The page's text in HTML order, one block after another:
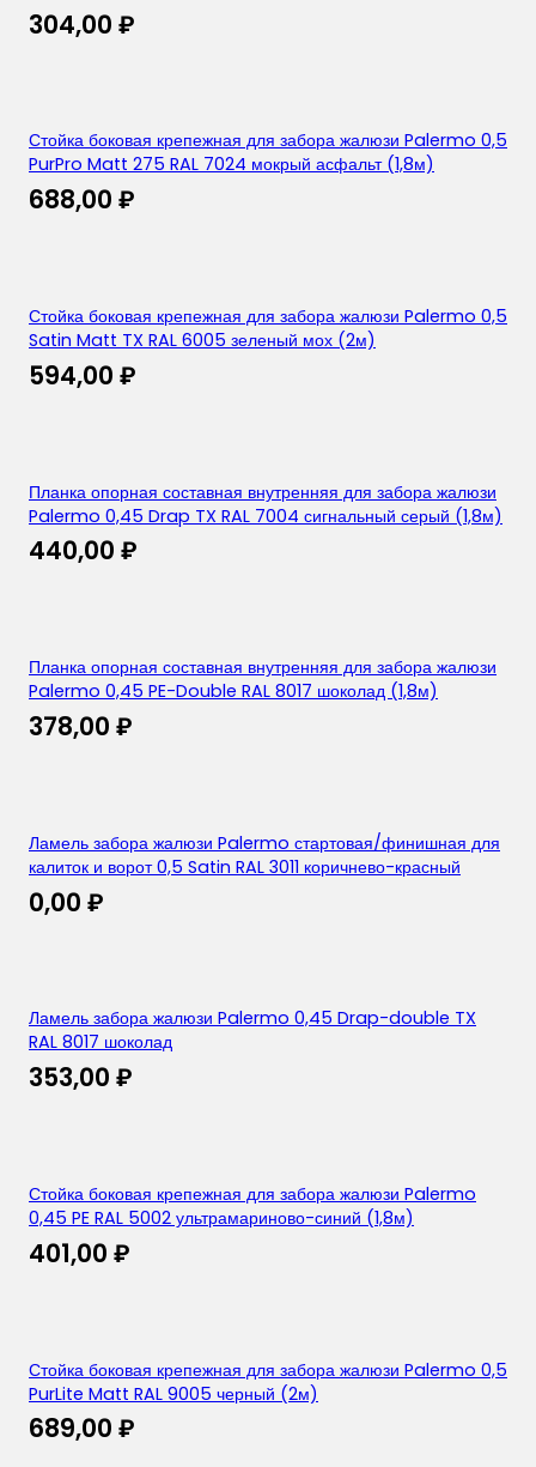
304,00 ₽
Стойка боковая крепежная для забора жалюзи Palermo 0,5
PurPro Matt 275 RAL 7024 мокрый асфальт (1,8м)
688,00 ₽
Стойка боковая крепежная для забора жалюзи Palermo 0,5
Satin Matt TX RAL 6005 зеленый мох (2м)
594,00 ₽
Планка опорная составная внутренняя для забора жалюзи
Palermo 0,45 Drap TX RAL 7004 сигнальный серый (1,8м)
440,00 ₽
Планка опорная составная внутренняя для забора жалюзи
Palermo 0,45 PE-Double RAL 8017 шоколад (1,8м)
378,00 ₽
Ламель забора жалюзи Palermo стартовая/финишная для
калиток и ворот 0,5 Satin RAL 3011 коричнево-красный
0,00 ₽
Ламель забора жалюзи Palermo 0,45 Drap-double TX
RAL 8017 шоколад
353,00 ₽
Стойка боковая крепежная для забора жалюзи Palermo
0,45 PE RAL 5002 ультрамариново-синий (1,8м)
401,00 ₽
Стойка боковая крепежная для забора жалюзи Palermo 0,5
PurLite Matt RAL 9005 черный (2м)
689,00 ₽